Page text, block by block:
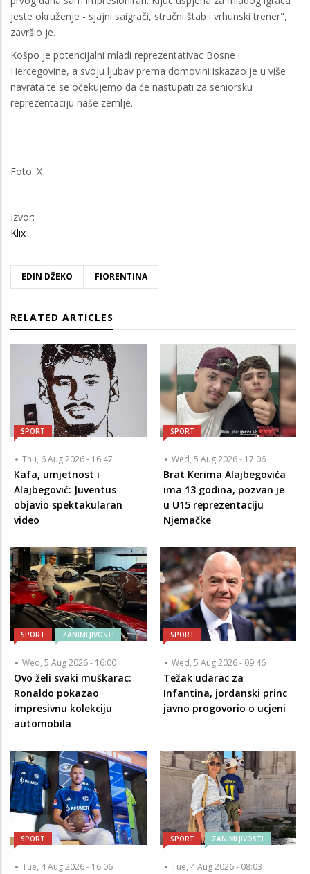
jeste okruženje - sjajni saigrači, stručni štab i vrhunski trener",
završio je.
Košpo je potencijalni mladi reprezentativac Bosne i
Hercegovine, a svoju ljubav prema domovini iskazao je u više
navrata te se očekujemo da će nastupati za seniorsku
reprezentaciju naše zemlje.
Foto: X
Izvor:
Klix
EDIN DŽEKO FIORENTINA
RELATED ARTICLES
SPORT
Thu, 6 Aug 2026 - 16:47
Kafa, umjetnost i
Alajbegović: Juventus
objavio spektakularan
video
SPORT
Wed, 5 Aug 2026 - 17:06
Brat Kerima Alajbegovića
ima 13 godina, pozvan je
u U15 reprezentaciju
Njemačke
SPORT ZANIMLJIVOSTI
Wed, 5 Aug 2026 - 16:00
Ovo želi svaki muškarac:
Ronaldo pokazao
impresivnu kolekciju
automobila
SPORT
Wed, 5 Aug 2026 - 09:46
Težak udarac za
Infantina, jordanski princ
javno progovorio o ucjeni
SPORT
Tue, 4 Aug 2026 - 16:06
SPORT ZANIMLJIVOSTI
Tue, 4 Aug 2026 - 08:03